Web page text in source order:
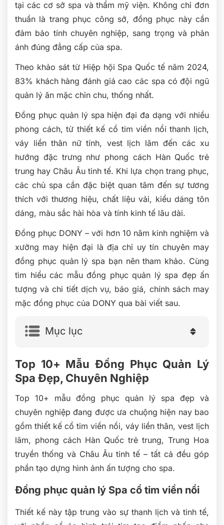
tại các cơ sở spa và thẩm mỹ viện. Không chỉ đơn
thuần là trang phục công sở, đồng phục này cần
đảm bảo tính chuyên nghiệp, sang trọng và phản
ánh đúng đẳng cấp của spa.
Theo khảo sát từ Hiệp hội Spa Quốc tế năm 2024,
83% khách hàng đánh giá cao các spa có đội ngũ
quản lý ăn mặc chỉn chu, thống nhất.
Đồng phục quản lý spa hiện đại đa dạng với nhiều
phong cách, từ thiết kế cổ tim viền nổi thanh lịch,
váy liền thân nữ tính, vest lịch lãm đến các xu
hướng đặc trưng như phong cách Hàn Quốc trẻ
trung hay Châu Âu tinh tế. Khi lựa chọn trang phục,
các chủ spa cần đặc biệt quan tâm đến sự tương
thích với thương hiệu, chất liệu vải, kiểu dáng tôn
dáng, màu sắc hài hòa và tính kinh tế lâu dài.
Đồng phục DONY – với hơn 10 năm kinh nghiệm và
xưởng may hiện đại là địa chỉ uy tín chuyên may
đồng phục quản lý spa bạn nên tham khảo. Cùng
tìm hiểu các mẫu đồng phục quản lý spa đẹp ấn
tượng và chi tiết dịch vụ, báo giá, chính sách may
mặc đồng phục của DONY qua bài viết sau.
Mục lục
Top 10+ Mẫu Đồng Phục Quản Lý
Spa Đẹp, Chuyên Nghiệp
Top 10+ mẫu đồng phục quản lý spa đẹp và
chuyên nghiệp đang được ưa chuộng hiện nay bao
gồm thiết kế cổ tim viền nổi, váy liền thân, vest lịch
lãm, phong cách Hàn Quốc trẻ trung, Trung Hoa
truyền thống và Châu Âu tinh tế – tất cả đều góp
phần tạo dựng hình ảnh ấn tượng cho spa.
Đồng phục quản lý Spa cổ tim viền nổi
Thiết kế này tập trung vào sự thanh lịch và tinh tế,